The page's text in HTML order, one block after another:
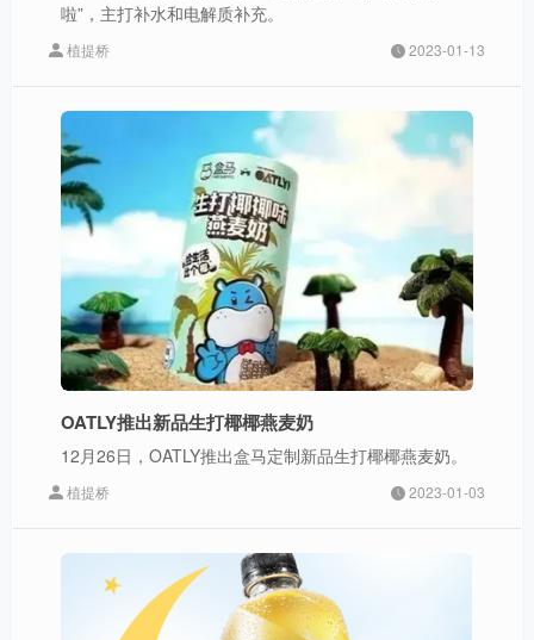
啦”，主打补水和电解质补充。
植提桥 2023-01-13
OATLY推出新品生打椰椰燕麦奶
12月26日，OATLY推出盒马定制新品生打椰椰燕麦奶。
植提桥 2023-01-03